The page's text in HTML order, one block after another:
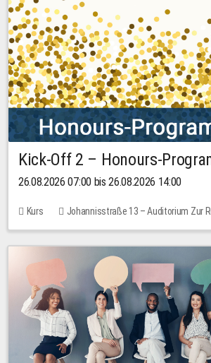
Kick-Off 2 – Honours-
26.08.2026 07:00 bis 26.08.2026 14:00
Kurs
Johannisstraße 13 – Auditorium Zur
Keine freien Plätze